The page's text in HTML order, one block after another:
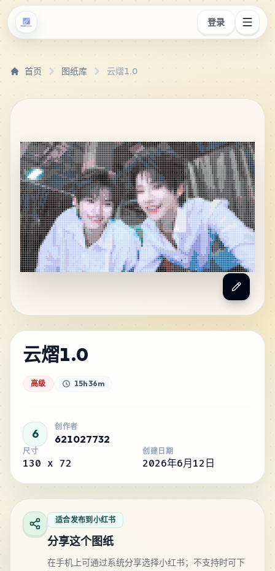
登录
首页 图纸库 云熠1.0
云熠1.0
高级 15h 36m
6
创作者
621027732
尺寸
130 x 72
创建日期
2026年6月12日
适合发布到小红书
分享这个图纸
在手机上可通过系统分享选择小红书；不支持时可下